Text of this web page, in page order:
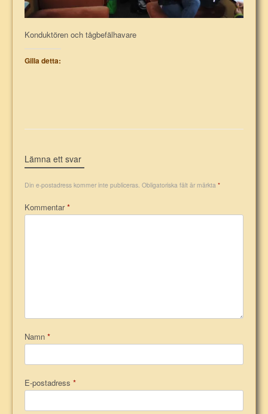
Konduktören och tågbefälhavare
Gilla detta:
Lämna ett svar
Din e-postadress kommer inte publiceras. Obligatoriska fält är märkta *
Kommentar*
Namn *
E-postadress *